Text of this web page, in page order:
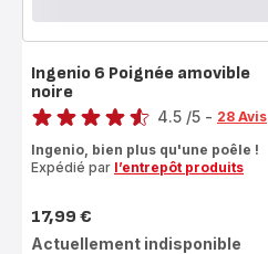
Ingenio 6 Poignée amovible
noire
Note
4.5 /5 - 28 Avis
Ingenio, bien plus qu'une poêle !
Expédié par l’entrepôt produits
Prix
17,99 €
Actuellement indisponible